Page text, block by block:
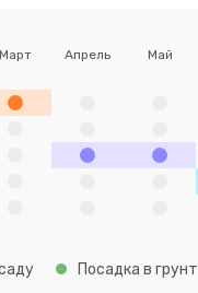
Март Апрель Май
Посадка в грунт